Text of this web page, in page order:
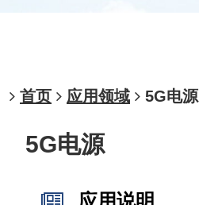
首页 应用领域 5G电源
5G电源
应用说明